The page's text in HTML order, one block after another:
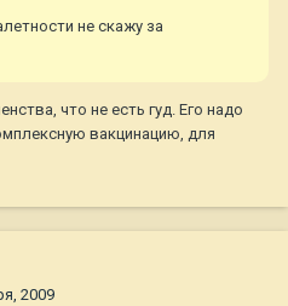
не скажу за
что не есть гуд. Его надо
вакцинацию, для
2009